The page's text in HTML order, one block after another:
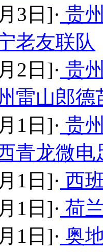
3日]· 贵
老友联队
2日]· 贵
雷山郎德
1日]· 贵
青龙微电
1日]· 西
1日]· 荷
1日]· 奥